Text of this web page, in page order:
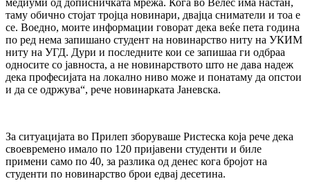
таму обично стојат тројца новинари, двајца сниматели и тоа е
се. Воедно, моите информации говорат дека веќе пета година
по ред нема запишано студент на новинарство ниту на УКИМ
ниту на УГД. Дури и последните кои се запишаа ги одбраа
односите со јавноста, а не новинарството што не дава надеж
дека професијата на локално ниво може и понатаму да опстои
и да се одржува“, рече новинарката Јаневска.
За ситуацијата во Прилеп зборуваше Ристеска која рече дека
своевремено имало по 120 пријавени студенти и биле
примени само по 40, за разлика од денес кога бројот на
студенти по новинарство брои едвај десетина.